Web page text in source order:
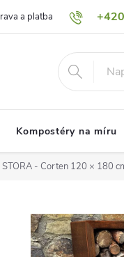
a platba
Kompostéry na míru
- Corten 120 × 180